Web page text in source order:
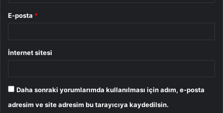
E-posta *
İnternet sitesi
Daha sonraki yorumlarımda kullanılması için adım, e-posta
adresim ve site adresim bu tarayıcıya kaydedilsin.